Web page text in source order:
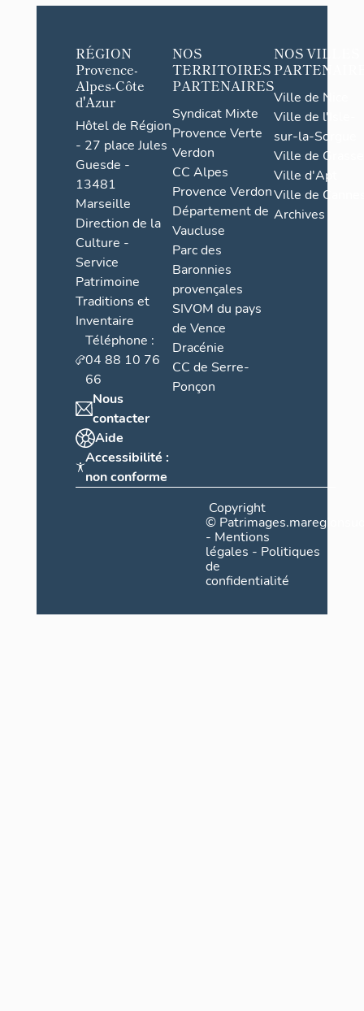
RÉGION
Provence-
Alpes-Côte
d'Azur
Hôtel de Région
- 27 place Jules
Guesde -
13481
Marseille
Direction de la
Culture -
Service
Patrimoine
Traditions et
Inventaire
Téléphone :
04 88 10 76
66
Nous
contacter
Aide
Accessibilité :
non conforme
NOS
TERRITOIRES
PARTENAIRES
Syndicat Mixte
Provence Verte
Verdon
CC Alpes
Provence Verdon
Département de
Vaucluse
Parc des
Baronnies
provençales
SIVOM du pays
de Vence
Dracénie
CC de Serre-
Ponçon
NOS VILLES
Ville de Nice
Ville de l'Isle-
sur-la-Sorgue
Ville de Grasse
Ville d'Apt
Ville de
Archives
Copyright
©
- Mentions
légales - Politiques
de
confidentialité